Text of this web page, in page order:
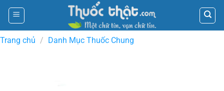
Skip
content
Trang chủ / Danh Mục Thuốc Chung